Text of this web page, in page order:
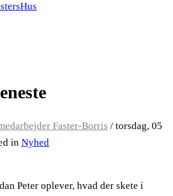
Faster-Borris / torsdag, 05
in Nyhed
Peter oplever, hvad der skete i